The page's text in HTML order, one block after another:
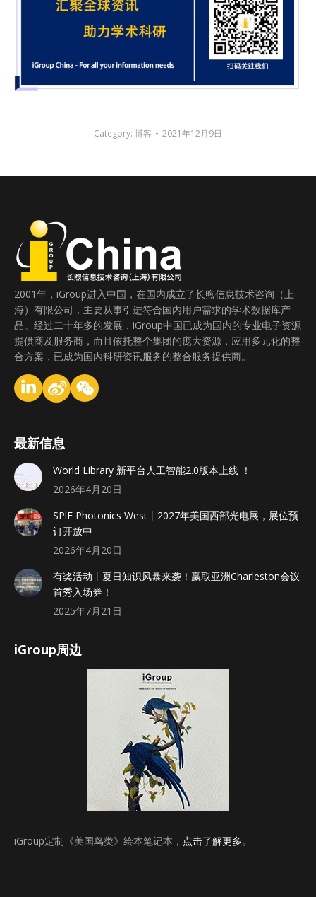
Category: 博客 2021年12月9日
2001年，iGroup进入中国，在国内成立了长煦信息技术咨询（上
海）有限公司，主要从事引进符合国内用户需求的学术数据库产
品。经过二十年多的发展，iGroup中国已成为国内的专业电子资源
提供商及服务商，而且依托整个集团的庞大资源，应用多元化的整
合方案，已成为国内科研资讯服务的整合服务提供商。
最新信息
World Library 新平台人工智能2.0版本上线 ！
2026年4月20日
SPlE Photonics West丨2027年美国西部光电展，展位预
订开放中
2026年4月20日
有奖活动丨夏日知识风暴来袭！赢取亚洲Charleston会议
首秀入场券！
2025年7月21日
iGroup周边
iGroup定制《美国鸟类》绘本笔记本， 点击了解更多。